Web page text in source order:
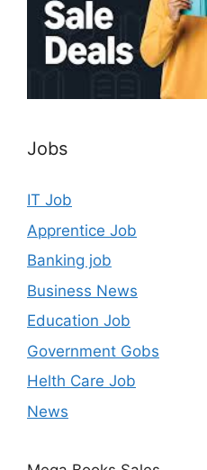
Jobs
IT Job
Apprentice Job
Banking job
Business News
Education Job
Government Gobs
Helth Care Job
News